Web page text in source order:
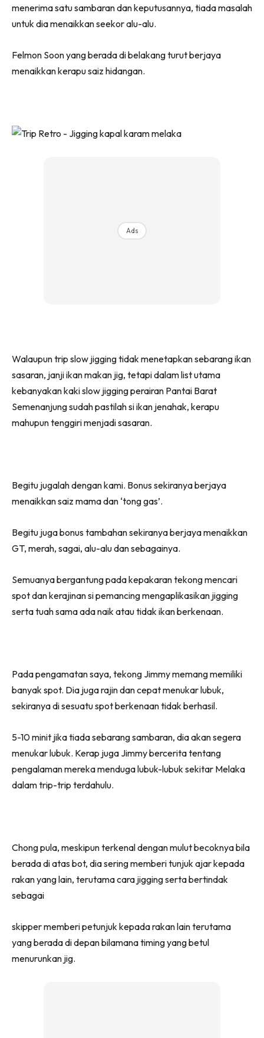
menerima satu sambaran dan keputusannya, tiada masalah
untuk dia menaikkan seekor alu-alu.
Felmon Soon yang berada di belakang turut berjaya
menaikkan kerapu saiz hidangan.
Ads
Walaupun trip slow jigging tidak menetapkan sebarang ikan
sasaran, janji ikan makan jig, tetapi dalam list utama
kebanyakan kaki slow jigging perairan Pantai Barat
Semenanjung sudah pastilah si ikan jenahak, kerapu
mahupun tenggiri menjadi sasaran.
Begitu jugalah dengan kami. Bonus sekiranya berjaya
menaikkan saiz mama dan ‘tong gas’.
Begitu juga bonus tambahan sekiranya berjaya menaikkan
GT, merah, sagai, alu-alu dan sebagainya.
Semuanya bergantung pada kepakaran tekong mencari
spot dan kerajinan si pemancing mengaplikasikan jigging
serta tuah sama ada naik atau tidak ikan berkenaan.
Pada pengamatan saya, tekong Jimmy memang memiliki
banyak spot. Dia juga rajin dan cepat menukar lubuk,
sekiranya di sesuatu spot berkenaan tidak berhasil.
5-10 minit jika tiada sebarang sambaran, dia akan segera
menukar lubuk. Kerap juga Jimmy bercerita tentang
pengalaman mereka menduga lubuk-lubuk sekitar Melaka
dalam trip-trip terdahulu.
Chong pula, meskipun terkenal dengan mulut becoknya bila
berada di atas bot, dia sering memberi tunjuk ajar kepada
rakan yang lain, terutama cara jigging serta bertindak
sebagai
skipper memberi petunjuk kepada rakan lain terutama
yang berada di depan bilamana timing yang betul
menurunkan jig.